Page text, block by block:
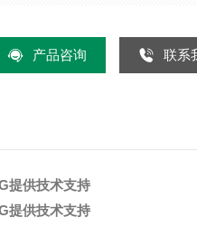
产品咨询 联系
提供技术支持
提供技术支持